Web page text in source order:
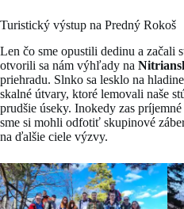
Turistický výstup na Predný Rokoš
Len čo sme opustili dedinu a začali
otvorili sa nám výhľady na
priehradu. Slnko sa lesklo na
skalné útvary, ktoré lemovali naše
prudšie úseky. Inokedy zas
sme si mohli odfotiť skupinové
na ďalšie ciele výzvy.